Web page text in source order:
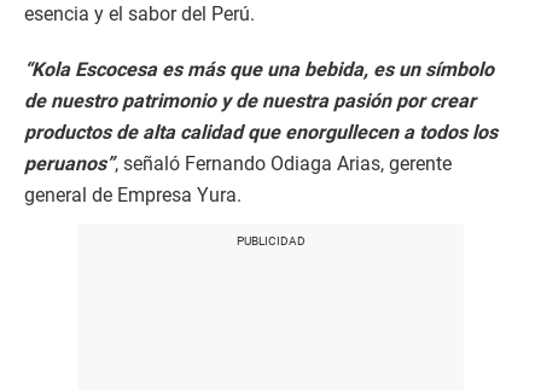
esencia y el sabor del Perú.
“Kola Escocesa es más que una bebida, es un símbolo
de nuestro patrimonio y de nuestra pasión por crear
productos de alta calidad que enorgullecen a todos los
peruanos”, señaló Fernando Odiaga Arias, gerente
general de Empresa Yura.